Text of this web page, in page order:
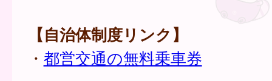
【自治体制度リンク】
・ 都営交通の無料乗車券